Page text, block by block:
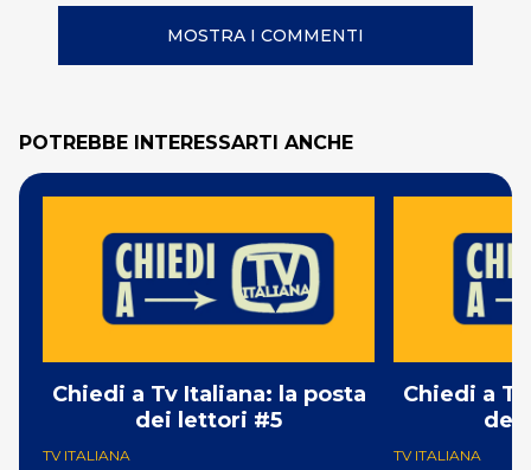
MOSTRA I COMMENTI
POTREBBE INTERESSARTI ANCHE
Chiedi a Tv Italiana: la posta
dei lettori #5
TV ITALIANA
Chiedi a
dei
TV ITALIANA